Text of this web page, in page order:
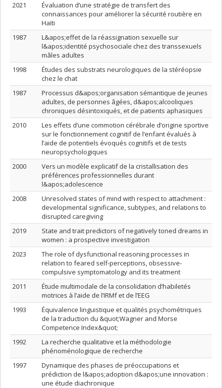
2021
Évaluation d’une stratégie de transfert des
connaissances pour améliorer la sécurité routière en
Haïti
1987
L&apos;effet de la réassignation sexuelle sur
l&apos;identité psychosociale chez des transsexuels
mâles adultes
1998
Études des substrats neurologiques de la stéréopsie
chez le chat
1987
Processus d&apos;organisation sémantique de jeunes
adultes, de personnes âgées, d&apos;alcooliques
chroniques désintoxiqués, et de patients aphasiques
2010
Les effets d’une commotion cérébrale d’origine sportive
sur le fonctionnement cognitif de l’enfant évalués à
l’aide de potentiels évoqués cognitifs et de tests
neuropsychologiques
2000
Vers un modèle explicatif de la cristallisation des
préférences professionnelles durant
l&apos;adolescence
2008
Unresolved states of mind with respect to attachment :
developmental significance, subtypes, and relations to
disrupted caregiving
2019
State and trait predictors of negatively toned dreams in
women : a prospective investigation
2023
The role of dysfunctional reasoning processes in
relation to feared self-perceptions, obsessive-
compulsive symptomatology and its treatment
2011
Étude multimodale de la consolidation d’habiletés
motrices à ‎l’aide de l’IRMf et de l’EEG
1993
Équivalence linguistique et qualités psychométriques
de la traduction du &quot;Wagner and Morse
Competence Index&quot;
1992
La recherche qualitative et la méthodologie
phénoménologique de recherche
1997
Dynamique des phases de préoccupations et
prédiction de l&apos;adoption d&apos;une innovation :
une étude diachronique